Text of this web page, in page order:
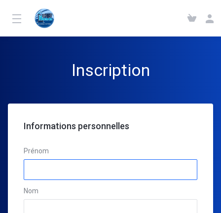
Inscription
Informations personnelles
Prénom
Nom